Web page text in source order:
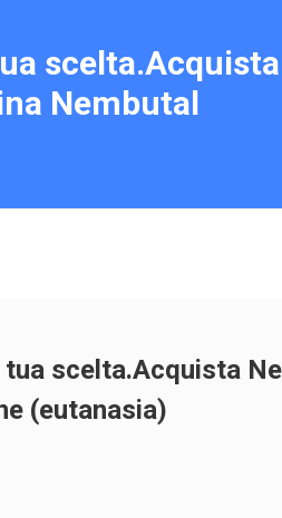
scelta.Acquista
Nembutal
scelta.Acquista
(eutanasia)